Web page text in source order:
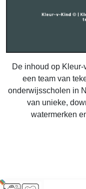
De inhoud op
een team van
onderwijsscholen in
van unieke,
watermerken